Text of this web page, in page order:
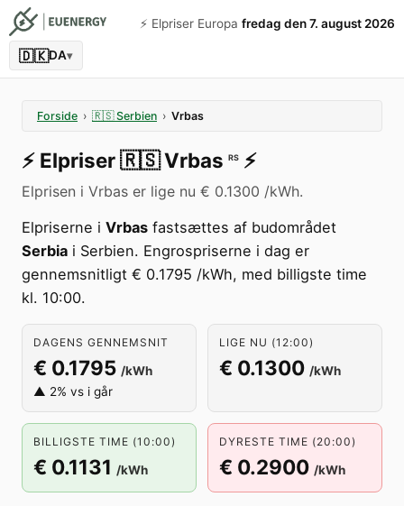
⚡️ Elpriser Europa fredag den 7. august 2026
🇩🇰DA▾
Forside › 🇷🇸 Serbien › Vrbas
⚡️ Elpriser🇷🇸Vrbas RS ⚡️
Elprisen i Vrbas er lige nu € 0.1300 /kWh.
Elpriserne i Vrbas fastsættes af budområdet
Serbia i Serbien. Engrospriserne i dag er
gennemsnitligt € 0.1795 /kWh, med billigste time
kl. 10:00.
DAGENS GENNEMSNIT
€ 0.1795 /kWh
▲ 2% vs i går
LIGE NU (12:00)
€ 0.1300 /kWh
BILLIGSTE TIME (10:00)
€ 0.1131 /kWh
DYRESTE TIME (20:00)
€ 0.2900 /kWh